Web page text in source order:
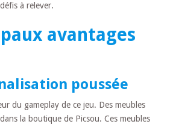
à relever.
avantages
poussée
du gameplay de ce jeu. Des meubles
la boutique de Picsou. Ces meubles